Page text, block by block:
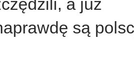
a już
są